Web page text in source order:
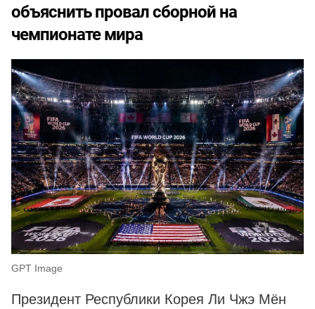
объяснить провал сборной на
чемпионате мира
GPT Image
Президент Республики Корея Ли Чжэ Мён